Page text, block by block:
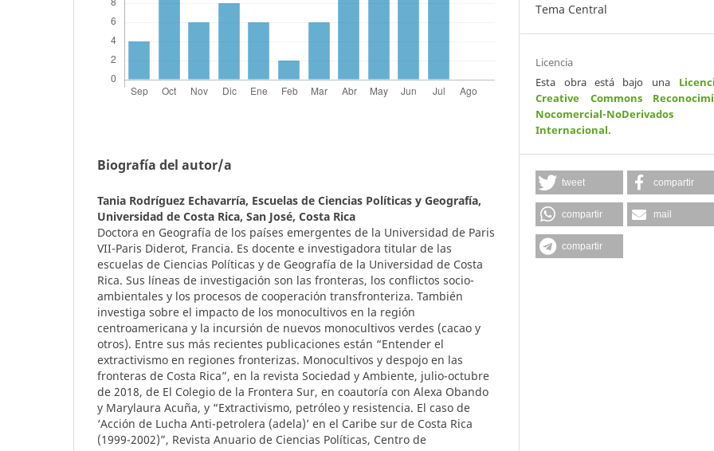
Biografía del autor/a
Tania Rodríguez Echavarría, Escuelas de Ciencias Políticas y Geografía,
Universidad de Costa Rica, San José, Costa Rica
Doctora en Geografía de los países emergentes de la Universidad de Paris
VII-Paris Diderot, Francia. Es docente e investigadora titular de las
escuelas de Ciencias Políticas y de Geografía de la Universidad de Costa
Rica. Sus líneas de investigación son las fronteras, los conflictos socio-
ambientales y los procesos de cooperación transfronteriza. También
investiga sobre el impacto de los monocultivos en la región
centroamericana y la incursión de nuevos monocultivos verdes (cacao y
otros). Entre sus más recientes publicaciones están “Entender el
extractivismo en regiones fronterizas. Monocultivos y despojo en las
fronteras de Costa Rica”, en la revista Sociedad y Ambiente, julio-octubre
de 2018, de El Colegio de la Frontera Sur, en coautoría con Alexa Obando
y Marylaura Acuña, y “Extractivismo, petróleo y resistencia. El caso de
‘Acción de Lucha Anti-petrolera (adela)’ en el Caribe sur de Costa Rica
(1999-2002)”, Revista Anuario de Ciencias Políticas, Centro de
Tema Central
Licencia
Esta obra está bajo una
Creative Commons
Nocomercial-
Internacional.
tweet compartir
compartir mail
compartir